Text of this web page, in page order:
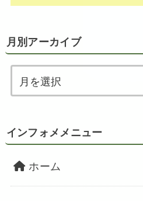
月別アーカイブ
インフォメメニュー
ホーム